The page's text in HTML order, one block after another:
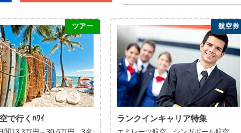
で行くﾊﾜｲ
ツアー
ランクインキャリア特集
航空券